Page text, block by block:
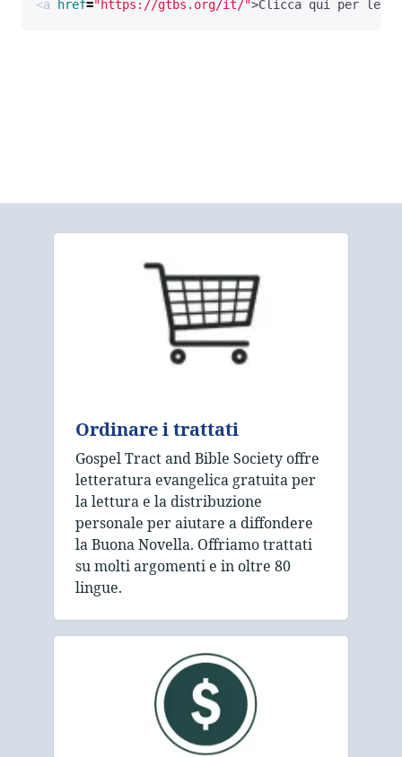
<a href="https://gtbs.org/it/">Clicca qui per
Ordinare i trattati
Gospel Tract and Bible Society offre
letteratura evangelica gratuita per
la lettura e la distribuzione
personale per aiutare a diffondere
la Buona Novella. Offriamo trattati
su molti argomenti e in oltre 80
lingue.